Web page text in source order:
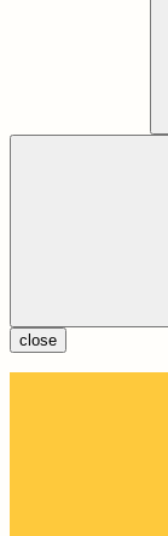
close